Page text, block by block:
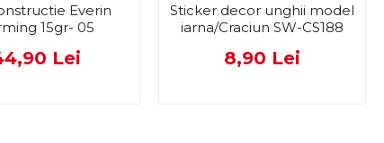
Everin
15gr- 05
Lei
Sticker decor unghii model
iarna/Craciun SW-CS188
8,90 Lei